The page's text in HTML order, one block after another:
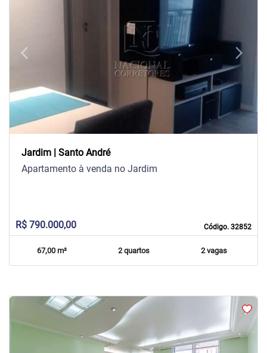
arrow_back_iosPrevious arrow_forward_iosNext
Jardim | Santo André
Código. 32852
Apartamento à venda no Jardim
R$ 790.000,00
67,00 m² 2 quartos 2 vagas